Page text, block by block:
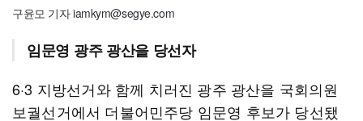
구윤모 기자 iamkym@segye.com
임문영 광주 광산을 당선자
6·3 지방선거와 함께 치러진 광주 광산을 국회의원
보궐선거에서 더불어민주당 임문영 후보가 당선됐